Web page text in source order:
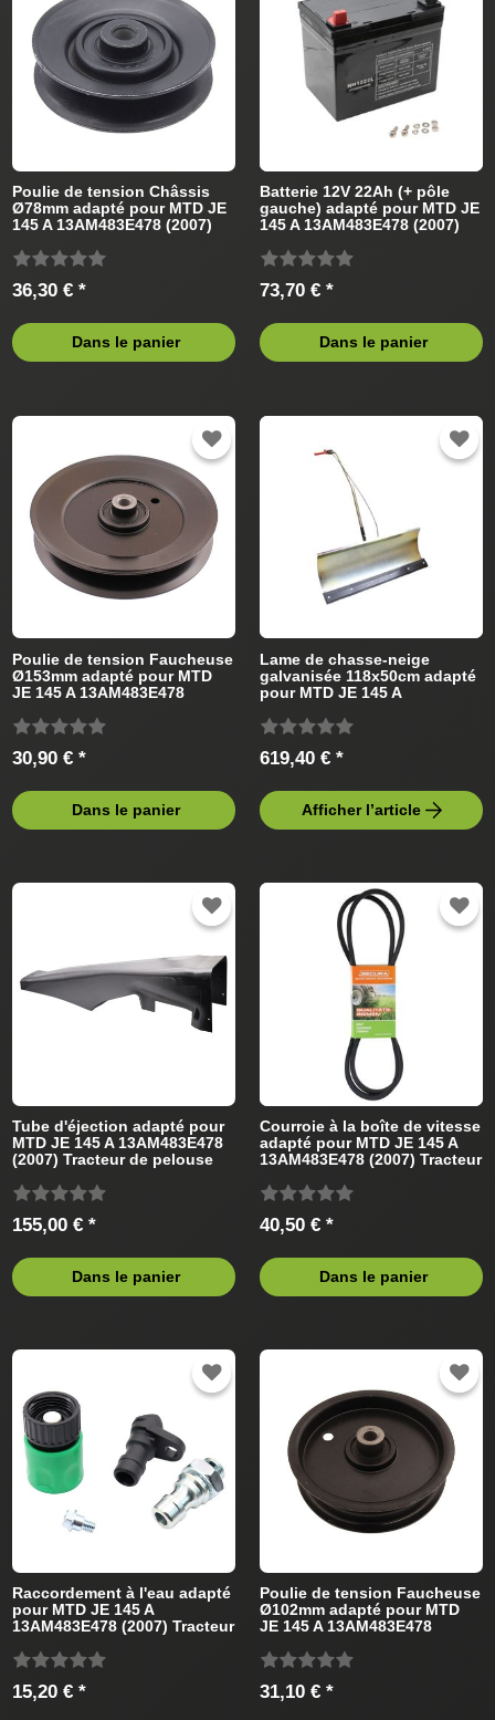
Poulie de tension Châssis
Ø78mm adapté pour MTD JE
145 A 13AM483E478 (2007)
36,30 € *
Dans le panier
Batterie 12V 22Ah (+ pôle
gauche) adapté pour MTD JE
145 A 13AM483E478 (2007)
73,70 € *
Dans le panier
Poulie de tension Faucheuse
Ø153mm adapté pour MTD
JE 145 A 13AM483E478
30,90 € *
Dans le panier
Lame de chasse-neige
galvanisée 118x50cm adapté
pour MTD JE 145 A
pelouse
619,40 € *
Afficher l’article
Tube d'éjection adapté pour
MTD JE 145 A 13AM483E478
(2007) Tracteur de pelouse
155,00 € *
Dans le panier
Courroie à la boîte de vitesse
adapté pour MTD JE 145 A
13AM483E478 (2007) Tracteur
40,50 € *
Dans le panier
Raccordement à l'eau adapté
pour MTD JE 145 A
13AM483E478 (2007) Tracteur
15,20 € *
Poulie de tension Faucheuse
Ø102mm adapté pour MTD
JE 145 A 13AM483E478
31,10 € *